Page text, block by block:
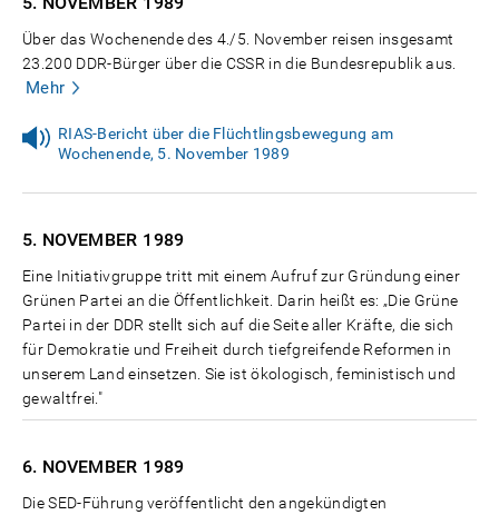
Über das Wochenende des 4./5. November reisen insgesamt
23.200 DDR-Bürger über die CSSR in die Bundesrepublik aus.
Mehr
RIAS-Bericht über die Flüchtlingsbewegung am
Wochenende, 5. November 1989
5. NOVEMBER 1989
Eine Initiativgruppe tritt mit einem Aufruf zur Gründung einer
Grünen Partei an die Öffentlichkeit. Darin heißt es: „Die Grüne
Partei in der DDR stellt sich auf die Seite aller Kräfte, die sich
für Demokratie und Freiheit durch tiefgreifende Reformen in
unserem Land einsetzen. Sie ist ökologisch, feministisch und
gewaltfrei."
6. NOVEMBER 1989
Die SED-Führung veröffentlicht den angekündigten